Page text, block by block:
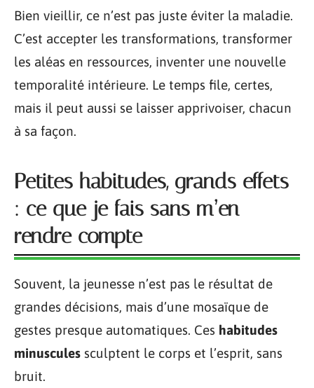
Bien vieillir, ce n’est pas juste éviter la maladie.
C’est accepter les transformations, transformer
les aléas en ressources, inventer une nouvelle
temporalité intérieure. Le temps file, certes,
mais il peut aussi se laisser apprivoiser, chacun
à sa façon.
Petites habitudes, grands effets
: ce que je fais sans m’en
rendre compte
Souvent, la jeunesse n’est pas le résultat de
grandes décisions, mais d’une mosaïque de
gestes presque automatiques. Ces habitudes
minuscules sculptent le corps et l’esprit, sans
bruit.